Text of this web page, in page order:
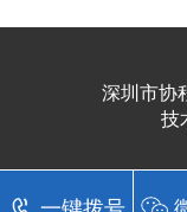
深圳市协
技